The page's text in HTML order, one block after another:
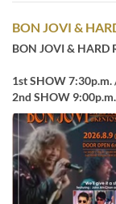
BON JOVI &
BON JOVI & HARD
1st SHOW
2nd SHOW